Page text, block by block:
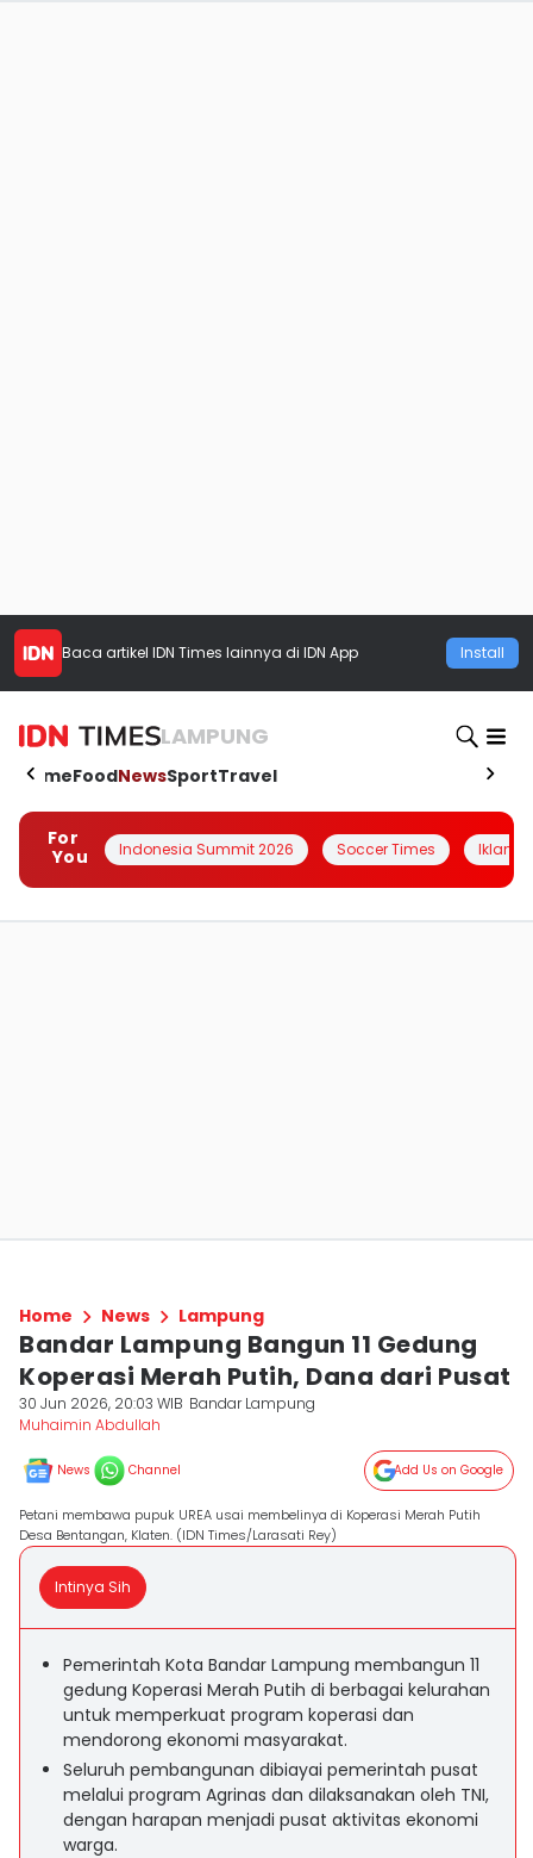
Baca artikel IDN Times lainnya di IDN App Install
LAMPUNG
HomeFoodNewsSportTravel
For
You
Indonesia Summit 2026 Soccer Times Iklanin
Home News Lampung
Bandar Lampung Bangun 11 Gedung
Koperasi Merah Putih, Dana dari Pusat
30 Jun 2026, 20:03 WIB Bandar Lampung
Muhaimin Abdullah
News Channel Add Us on Google
Petani membawa pupuk UREA usai membelinya di Koperasi Merah Putih
Desa Bentangan, Klaten. (IDN Times/Larasati Rey)
Intinya Sih
Pemerintah Kota Bandar Lampung membangun 11
gedung Koperasi Merah Putih di berbagai kelurahan
untuk memperkuat program koperasi dan
mendorong ekonomi masyarakat.
Seluruh pembangunan dibiayai pemerintah pusat
melalui program Agrinas dan dilaksanakan oleh TNI,
dengan harapan menjadi pusat aktivitas ekonomi
warga.